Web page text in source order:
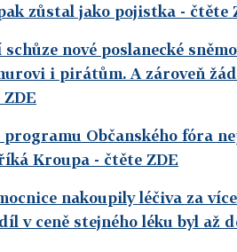
zůstal jako pojistka - čtěte
nové poslanecké
i pirátům. A zároveň
programu Občanského fóra
Kroupa - čtěte ZDE
nakoupily léčiva za
v ceně stejného léku byl až